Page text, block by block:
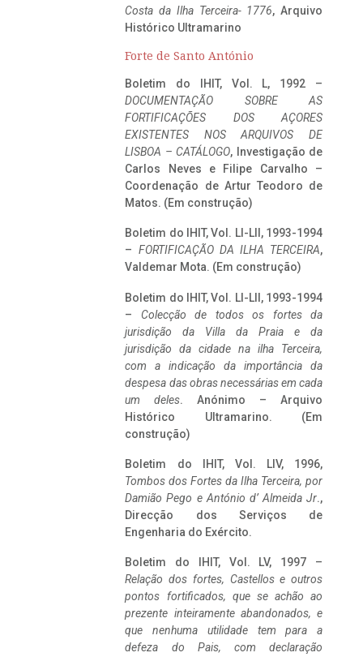
Costa da Ilha Terceira- 1776, Arquivo
Histórico Ultramarino
Forte de Santo António
Boletim do IHIT, Vol. L, 1992 –
DOCUMENTAÇÃO SOBRE AS
FORTIFICAÇÕES DOS AÇORES
EXISTENTES NOS ARQUIVOS DE
LISBOA – CATÁLOGO, Investigação de
Carlos Neves e Filipe Carvalho –
Coordenação de Artur Teodoro de
Matos. (Em construção)
Boletim do IHIT, Vol. LI-LII, 1993-1994
– FORTIFICAÇÃO DA ILHA TERCEIRA,
Valdemar Mota. (Em construção)
Boletim do IHIT, Vol. LI-LII, 1993-1994
– Colecção de todos os fortes da
jurisdição da Villa da Praia e da
jurisdição da cidade na ilha Terceira,
com a indicação da importância da
despesa das obras necessárias em cada
um deles. Anónimo – Arquivo
Histórico Ultramarino. (Em
construção)
Boletim do IHIT, Vol. LIV, 1996,
Tombos dos Fortes da Ilha Terceira, por
Damião Pego e António d’ Almeida Jr.,
Direcção dos Serviços de
Engenharia do Exército.
Boletim do IHIT, Vol. LV, 1997 –
Relação dos fortes, Castellos e outros
pontos fortificados, que se achão ao
prezente inteiramente abandonados, e
que nenhuma utilidade tem para a
defeza do Pais, com declaração